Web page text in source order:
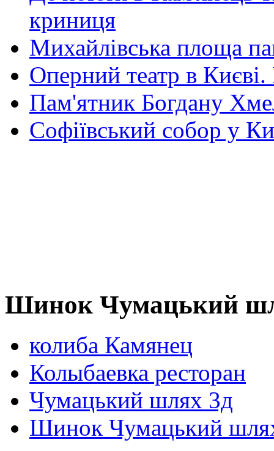
криниця
Михайлівська площа
Оперний театр в
Пам'ятник Богдану
Софіївський собор у
Шинок Чумацький
колиба Камянец
Колыбаевка ресторан
Чумацький шлях 3д
Шинок Чумацький